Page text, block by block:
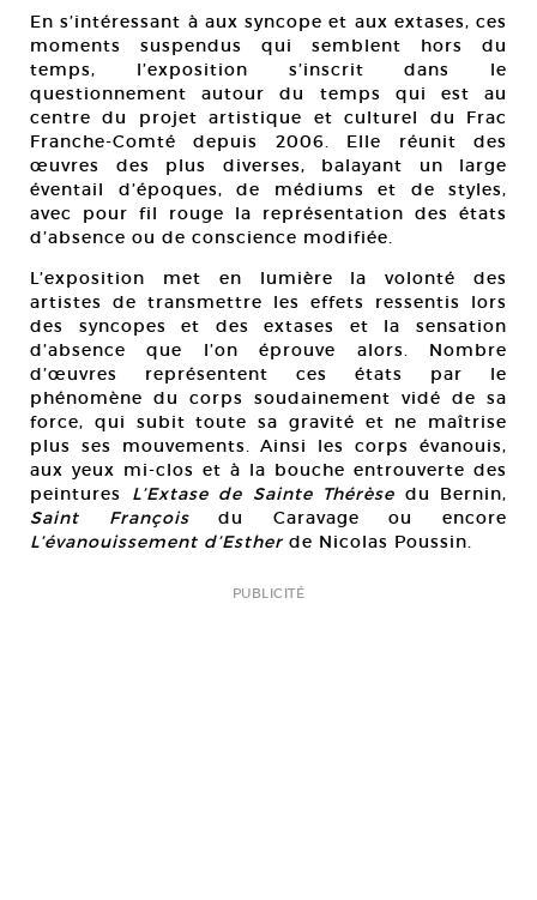
En s’intéressant à aux syncope et aux extases, ces
moments suspendus qui semblent hors du
temps, l’exposition s’inscrit dans le
questionnement autour du temps qui est au
centre du projet artistique et culturel du Frac
Franche-Comté depuis 2006. Elle réunit des
œuvres des plus diverses, balayant un large
éventail d’époques, de médiums et de styles,
avec pour fil rouge la représentation des états
d’absence ou de conscience modifiée.
L’exposition met en lumière la volonté des
artistes de transmettre les effets ressentis lors
des syncopes et des extases et la sensation
d’absence que l’on éprouve alors. Nombre
d’œuvres représentent ces états par le
phénomène du corps soudainement vidé de sa
force, qui subit toute sa gravité et ne maîtrise
plus ses mouvements. Ainsi les corps évanouis,
aux yeux mi-clos et à la bouche entrouverte des
peintures L’Extase de Sainte Thérèse du Bernin,
Saint Françoisdu Caravage ou encore
L’évanouissement d’Esther de Nicolas Poussin.
PUBLICITÉ